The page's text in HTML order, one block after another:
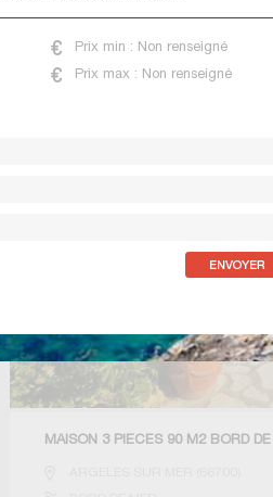
MAISON 3 PIECES 90 M2 BORD
Prix min : Non renseigné
Prix max : Non renseigné